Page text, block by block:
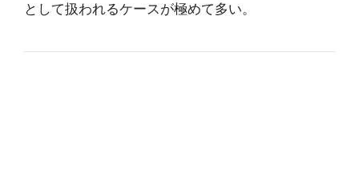
として扱われるケースが極めて多い。